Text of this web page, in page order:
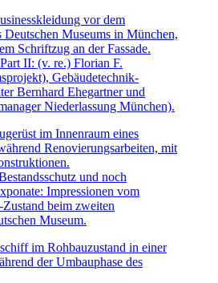
II: (v. re.) Florian F.
Gebäudetechnik-
Bernhard Ehegartner und
Niederlassung München).
und noch
Impressionen vom
beim zweiten
Museum.